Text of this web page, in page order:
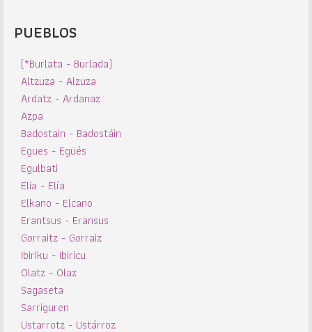
PUEBLOS
(*Burlata - Burlada)
Altzuza - Alzuza
Ardatz - Ardanaz
Azpa
Badostain - Badostáin
Egues - Egüés
Egulbati
Elia - Elía
Elkano - Elcano
Erantsus - Eransus
Gorraitz - Gorraiz
Ibiriku - Ibiricu
Olatz - Olaz
Sagaseta
Sarriguren
Ustarrotz - Ustárroz